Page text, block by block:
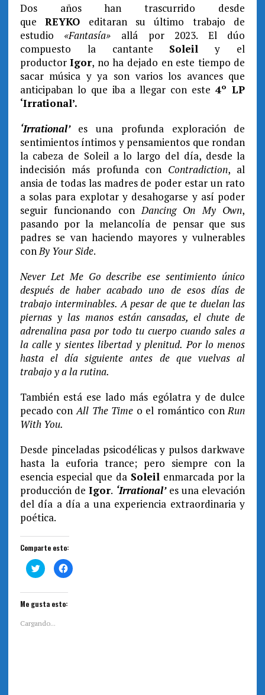
Dos años han trascurrido desde
queREYKO editaran su último trabajo de
estudio «Fantasía» allá por 2023. El dúo
compuesto la cantante Soleil y el
productorIgor, no ha dejado en este tiempo de
sacar música y ya son varios los avances que
anticipaban lo que iba a llegar con este4º LP
‘Irrational’.
‘Irrational’es una profunda exploración de
sentimientos íntimos y pensamientos que rondan
la cabeza de Soleil a lo largo del día, desde la
indecisión más profunda con Contradiction, al
ansia de todas las madres de poder estar un rato
a solas para explotar y desahogarse y así poder
seguir funcionando conDancing On My Own,
pasando por la melancolía de pensar que sus
padres se van haciendo mayores y vulnerables
conBy Your Side.
Never Let Me Go describe ese sentimiento único
después de haber acabado uno de esos días de
trabajo interminables. A pesar de que te duelan las
piernas y las manos están cansadas, el chute de
adrenalina pasa por todo tu cuerpo cuando sales a
la calle y sientes libertad y plenitud. Por lo menos
hasta el día siguiente antes de que vuelvas al
trabajo y a la rutina.
También está ese lado más ególatra y de dulce
pecado conAll The Time o el romántico conRun
With You.
Desde pinceladas psicodélicas y pulsos darkwave
hasta la euforia trance; pero siempre con la
esencia especial que da Soleilenmarcada por la
producción deIgor. ‘Irrational’es una elevación
del día a día a una experiencia extraordinaria y
poética.
Comparte esto:
H
a
l
i
c
a
H
a
Me gusta esto:
Cargando...